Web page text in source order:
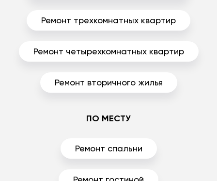
Ремонт трехкомнатных квартир
Ремонт четырехкомнатных квартир
Ремонт вторичного жилья
ПО МЕСТУ
Ремонт спальни